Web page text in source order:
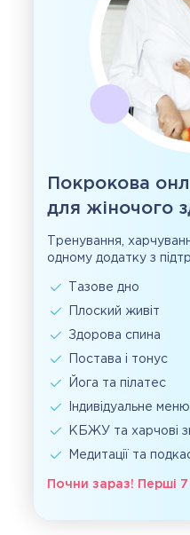
Покрокова
для жіночого
Тренування,
одному додатку з
Тазове дно
Плоский живіт
Здорова спина
Постава і тонус
Йога та пілатес
Індивідуальне меню
КБЖУ та харчові
Медитації та
Почни зараз! Перші